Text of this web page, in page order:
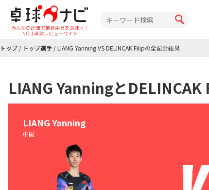
みんなの評価で最適用具を選ぼう！
NO.1卓球レビューサイト
トップ / トップ選手 /LIANG Yanning VS DELINCAK Filipの全試合結果
LIANG Yanningと
LIANG Yanning
中国